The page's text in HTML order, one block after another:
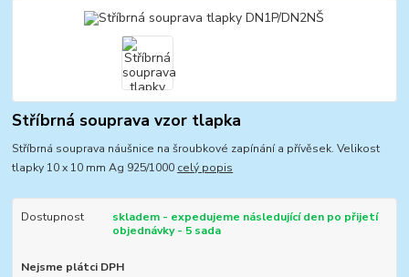
Stříbrná souprava vzor tlapka
Stříbrná souprava náušnice na šroubkové zapínání a přívěsek. Velikost
tlapky 10 x 10 mm Ag 925/1000 celý popis
Dostupnost
skladem - expedujeme následující den po přijetí
objednávky - 5 sada
Nejsme plátci DPH